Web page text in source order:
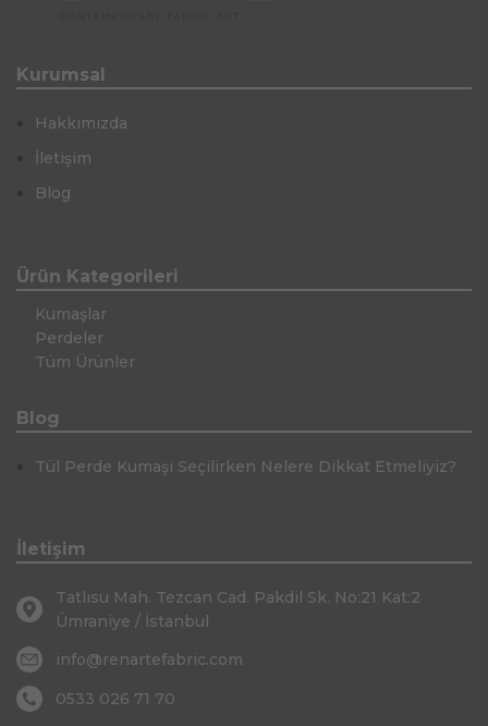
Kurumsal
Hakkımızda
İletişim
Blog
Ürün Kategorileri
Kumaşlar
Perdeler
Tüm Ürünler
Blog
Tül Perde Kumaşı Seçilirken Nelere Dikkat Etmeliyiz?
İletişim
Tatlısu Mah. Tezcan Cad. Pakdil Sk. No:21 Kat:2
Ümraniye / İstanbul
info@renartefabric.com
0533 026 71 70